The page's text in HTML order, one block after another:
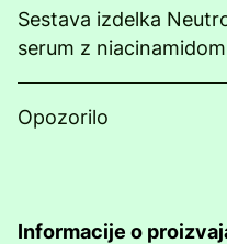
Sestava izdelka
serum z niacinamidom
Opozorilo
Informacije o